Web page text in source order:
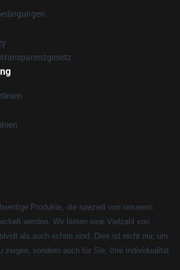
Produkte, die speziell von unserem
werden. Wir bieten eine Vielzahl von
als auch schön sind. Dies ist nicht nur, um
zeigen, sondern auch für Sie, Ihre Individualität